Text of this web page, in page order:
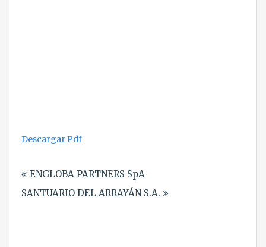
Descargar Pdf
de
entradas
ENGLOBA PARTNERS SpA
SANTUARIO DEL ARRAYÁN S.A.